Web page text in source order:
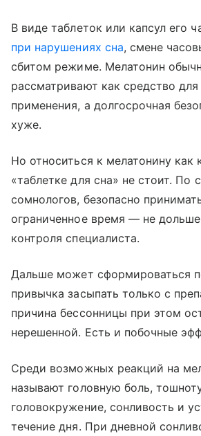
В виде таблеток или капсул его
при нарушениях сна, смене
сбитом режиме. Мелатонин
рассматривают как средство
применения, а долгосрочная
хуже.
Но относиться к мелатонину как
«таблетке для сна» не стоит. По
сомнологов, безопасно
ограниченное время — не
контроля специалиста.
Дальше может сформироваться
привычка засыпать только с
причина бессонницы при этом
нерешенной. Есть и побочные
Среди возможных реакций на
называют головную боль,
головокружение, сонливость и
течение дня. При дневной